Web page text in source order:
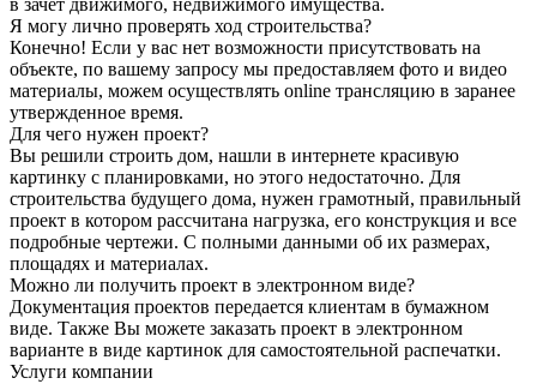
в зачет движимого, недвижимого имущества.
Я могу лично проверять ход строительства?
Конечно! Если у вас нет возможности присутствовать на
объекте, по вашему запросу мы предоставляем фото и видео
материалы, можем осуществлять online трансляцию в заранее
утвержденное время.
Для чего нужен проект?
Вы решили строить дом, нашли в интернете красивую
картинку с планировками, но этого недостаточно. Для
строительства будущего дома, нужен грамотный, правильный
проект в котором рассчитана нагрузка, его конструкция и все
подробные чертежи. С полными данными об их размерах,
площадях и материалах.
Можно ли получить проект в электронном виде?
Документация проектов передается клиентам в бумажном
виде. Также Вы можете заказать проект в электронном
варианте в виде картинок для самостоятельной распечатки.
Услуги компании